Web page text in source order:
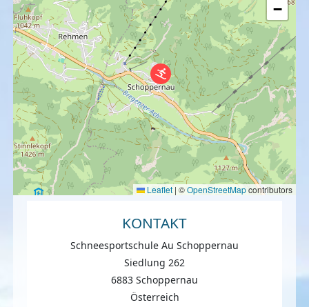
−
Leaflet | ©OpenStreetMapcontributors
KONTAKT
Schneesportschule Au Schoppernau
Siedlung 262
6883 Schoppernau
Österreich